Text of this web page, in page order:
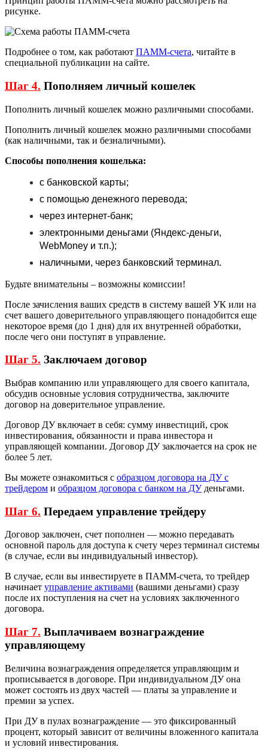
рисунке.
Подробнее о том, как работают ПАММ-счета, читайте в
специальной публикации на сайте.
Шаг 4. Пополняем личный кошелек
Пополнить личный кошелек можно различными способами.
Пополнить личный кошелек можно различными способами
(как наличными, так и безналичными).
Способы пополнения кошелька:
с банковской карты;
с помощью денежного перевода;
через интернет-банк;
электронными деньгами (Яндекс-деньги,
WebMoney и т.п.);
наличными, через банковский терминал.
Будьте внимательны – возможны комиссии!
После зачисления ваших средств в систему вашей УК или на
счет вашего доверительного управляющего понадобится еще
некоторое время (до 1 дня) для их внутренней обработки,
после чего они поступят в управление.
Шаг 5. Заключаем договор
Выбрав компанию или управляющего для своего капитала,
обсудив основные условия сотрудничества, заключите
договор на доверительное управление.
Договор ДУ включает в себя: сумму инвестиций, срок
инвестирования, обязанности и права инвестора и
управляющей компании. Договор ДУ заключается на срок не
более 5 лет.
Вы можете ознакомиться с образцом договора на ДУ с
трейдером и образцом договора с банком на ДУденьгами.
Шаг 6. Передаем управление трейдеру
Договор заключен, счет пополнен — можно передавать
основной пароль для доступа к счету через терминал системы
(в случае, если вы индивидуальный инвестор).
В случае, если вы инвестируете в ПАММ-счета, то трейдер
начинает управление активами (вашими деньгами) сразу
после их поступления на счет на условиях заключенного
договора.
Шаг 7. Выплачиваем вознаграждение
управляющему
Величина вознаграждения определяется управляющим и
прописывается в договоре. При индивидуальном ДУ она
может состоять из двух частей — платы за управление и
премии за успех.
При ДУ в пулах вознаграждение — это фиксированный
процент, который зависит от величины вложенного капитала
и условий инвестирования.